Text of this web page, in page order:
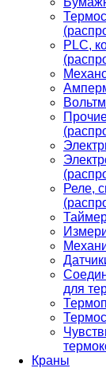
PLС,
Реле,
для
Краны